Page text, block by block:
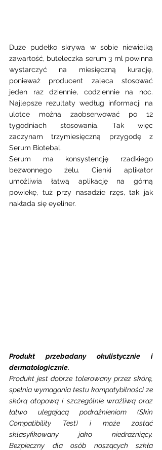
Duże pudełko skrywa w sobie niewielką
zawartość, buteleczka serum 3 ml powinna
wystarczyć na miesięczną kurację,
ponieważ producent zaleca stosować
jeden raz dziennie, codziennie na noc.
Najlepsze rezultaty według informacji na
ulotce można zaobserwować po 12
tygodniach stosowania. Tak więc
zaczynam trzymiesięczną przygodę z
Serum Biotebal.
Serum ma konsystencję rzadkiego
bezwonnego żelu. Cienki aplikator
umożliwia łatwą aplikację na górną
powiekę, tuż przy nasadzie rzęs, tak jak
nakłada się eyeliner.
Produkt przebadany okulistycznie i
dermatologicznie.
Produkt jest dobrze tolerowany przez skórę,
spełnia wymagania testu kompatybilności ze
skórą atopową i szczególnie wrażliwą oraz
łatwo ulegającą podrażnieniom (Skin
Compatibility Test) i może zostać
sklasyfikowany jako niedrażniący.
Bezpieczny dla osób noszących szkła